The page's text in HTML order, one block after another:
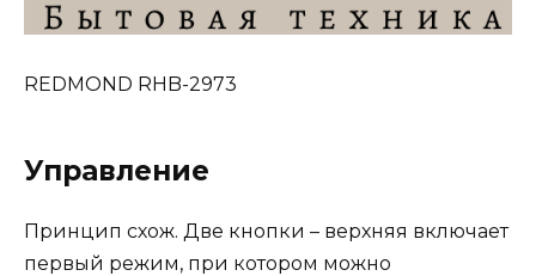
REDMOND RHB-2973
Управление
Принцип схож. Две кнопки – верхняя включает
первый режим, при котором можно